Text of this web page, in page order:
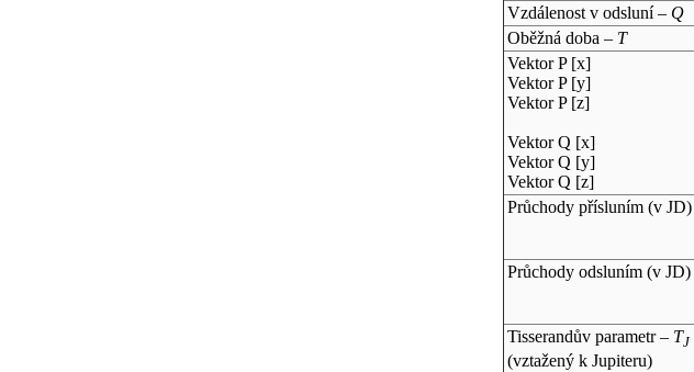
Vzdálenost v odsluní – Q
Oběžná doba – T
Vektor P [x]
Vektor P [y]
Vektor P [z]
Vektor Q [x]
Vektor Q [y]
Vektor Q [z]
Průchody přísluním (v JD)
Průchody odsluním (v JD)
Tisserandův parametr – TJ
(vztažený k Jupiteru)